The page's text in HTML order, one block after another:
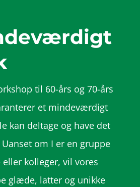
til 60-års og 70-års
et mindeværdigt
kan deltage og have det
om I er en gruppe
kolleger, vil vores
glæde, latter og unikke